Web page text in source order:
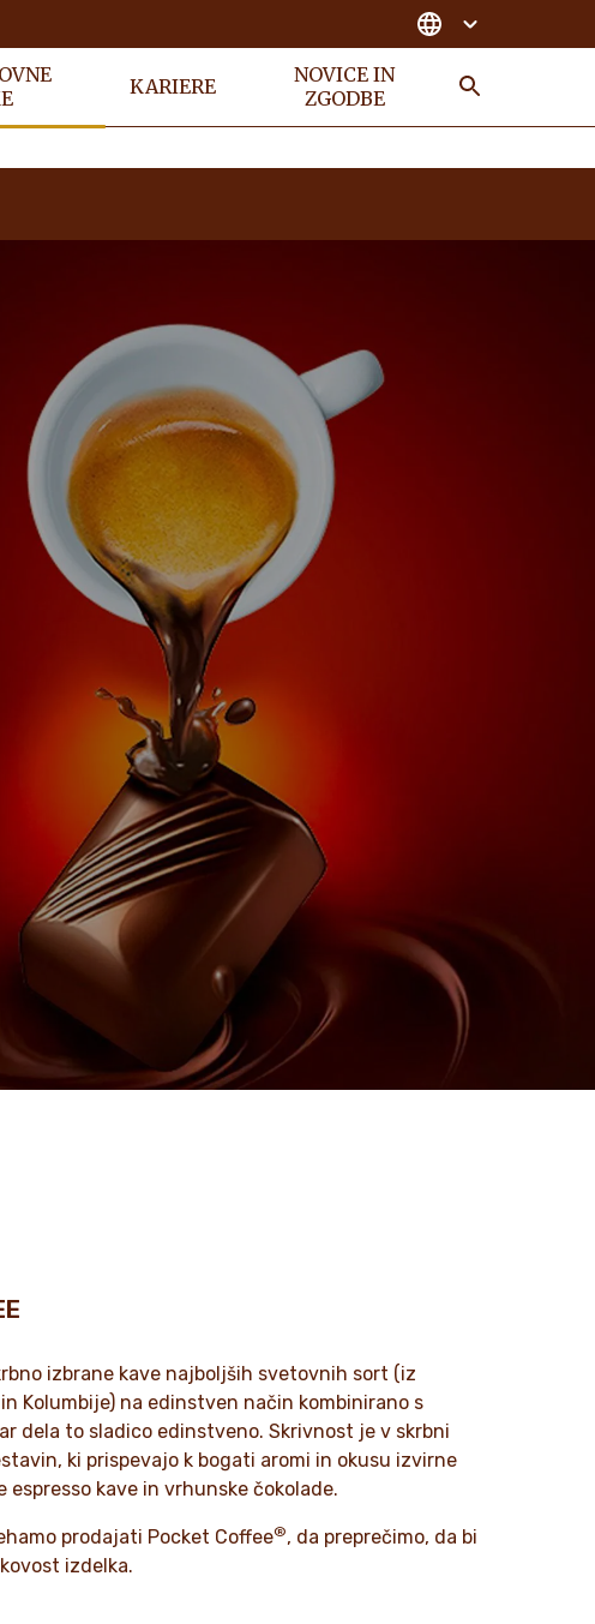
KARIERE
NOVICE IN
ZGODBE
izbrane kave najboljših svetovnih sort (iz
Kolumbije) na edinstven način kombinirano s
dela to sladico edinstveno. Skrivnost je v skrbni
ki prispevajo k bogati aromi in okusu izvirne
espresso kave in vrhunske čokolade.
prodajati Pocket Coffee®, da preprečimo, da bi
izdelka.